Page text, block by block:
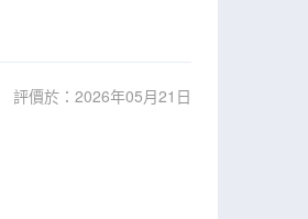
評價於：2026年05月21日